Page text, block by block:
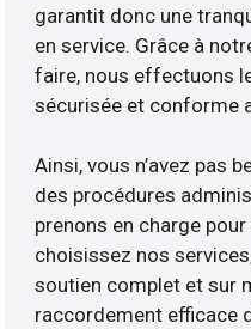
garantit donc une
en service. Grâce à
faire, nous effectuons
sécurisée et conforme
Ainsi, vous n’avez pas
des procédures
prenons en charge
choisissez nos
soutien complet et sur
raccordement efficace